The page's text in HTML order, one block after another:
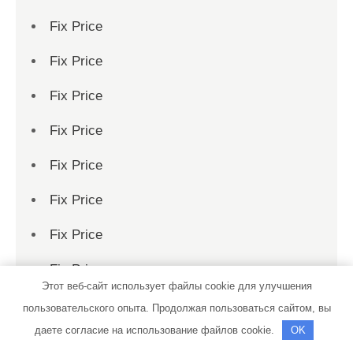
Fix Price
Fix Price
Fix Price
Fix Price
Fix Price
Fix Price
Fix Price
Fix Price
Fix Price
Fix Price
Этот веб-сайт использует файлы cookie для улучшения
пользовательского опыта. Продолжая пользоваться сайтом, вы
даете согласие на использование файлов cookie.
OK